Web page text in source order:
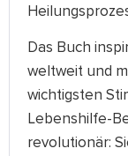
Das Buch
weltweit und
wichtigsten
Lebenshilfe-
revolutionär: